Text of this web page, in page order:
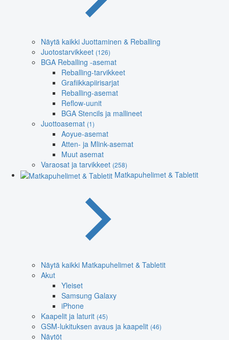
Näytä kaikki Juottaminen & Reballing
Juotostarvikkeet (126)
BGA Reballing -asemat
Reballing-tarvikkeet
Grafiikkapiirisarjat
Reballing-asemat
Reflow-uunit
BGA Stencils ja mallineet
Juottoasemat (1)
Aoyue-asemat
Atten- ja Mlink-asemat
Muut asemat
Varaosat ja tarvikkeet (258)
Matkapuhelimet & Tabletit
Näytä kaikki Matkapuhelimet & Tabletit
Akut
Yleiset
Samsung Galaxy
iPhone
Kaapelit ja laturit (45)
GSM-lukituksen avaus ja kaapelit (46)
Näytöt